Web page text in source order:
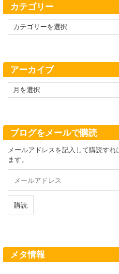
カテゴリー
テ
ー
アーカイブ
ー
ブ
ブログをメールで購読
メールアドレスを記入して購読す
ます。
ル
ド
購読
メタ情報